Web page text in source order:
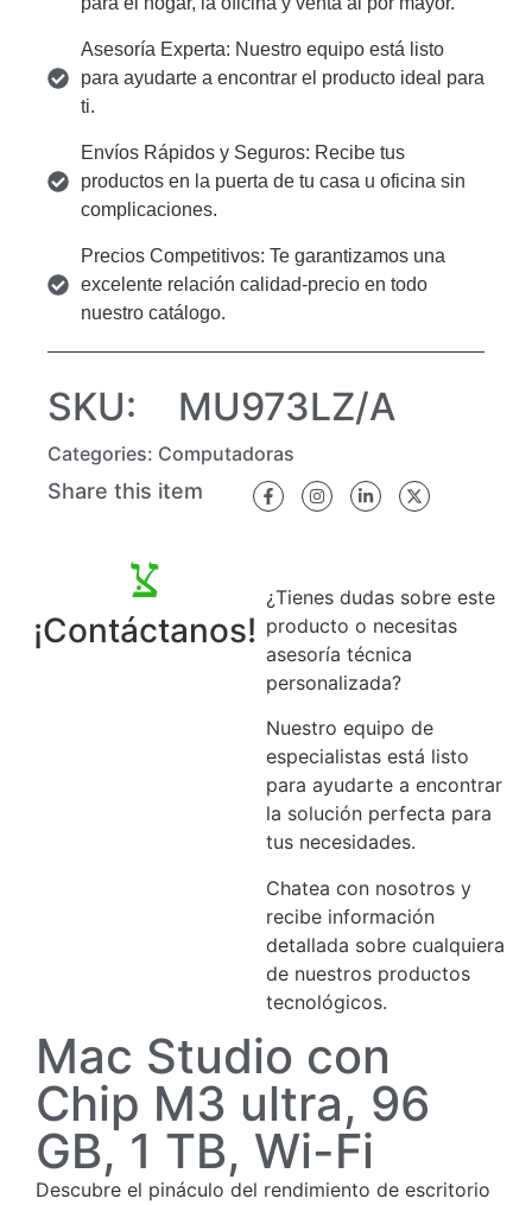
¡Contáctanos!
¿Tienes dudas sobre este
producto o necesitas
asesoría técnica
personalizada?
Nuestro equipo de
especialistas está listo
para ayudarte a encontrar
la solución perfecta para
tus necesidades.
Chatea con nosotros y
recibe información
detallada sobre cualquiera
de nuestros productos
tecnológicos.
Mac Studio con
Chip M3 ultra, 96
GB, 1 TB, Wi-Fi
Descubre el pináculo del rendimiento de escritorio
Asesoría Experta: Nuestro equipo está listo
para ayudarte a encontrar el producto ideal para
ti.
Envíos Rápidos y Seguros: Recibe tus
productos en la puerta de tu casa u oficina sin
complicaciones.
Precios Competitivos: Te garantizamos una
excelente relación calidad-precio en todo
nuestro catálogo.
SKU: MU973LZ/A
Categories: Computadoras
Share this item